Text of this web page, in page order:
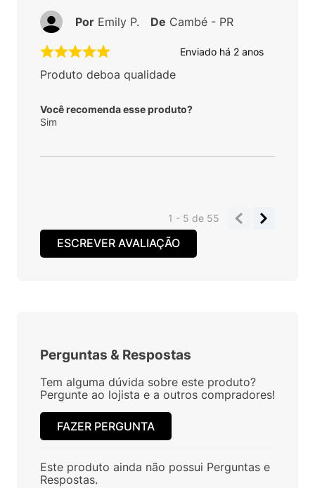
Enviado há 2 anos
Produto deboa qualidade
Você recomenda esse produto?
Sim
Por Emily P. De Cambé - PR
1 - 5de 55
ESCREVER AVALIAÇÃO
Perguntas & Respostas
Tem alguma dúvida sobre este produto?
Pergunte ao lojista e a outros compradores!
FAZER PERGUNTA
Este produto ainda não possui Perguntas e
Respostas.